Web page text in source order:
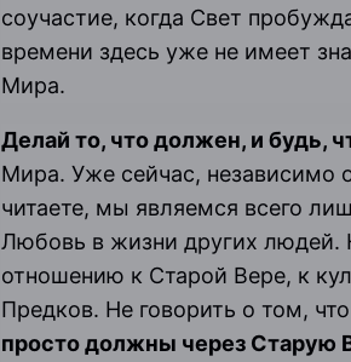
соучастие, когда Свет
времени здесь уже не имеет
Мира.
Делай то, что должен, и будь,
Мира. Уже сейчас, независимо
читаете, мы являемся всего
Любовь в жизни других людей.
отношению к Старой Вере, к
Предков. Не говорить о том,
просто должны через Старую